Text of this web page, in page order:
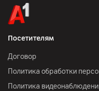
Посетителям
Договор
Политика обработки
Политика